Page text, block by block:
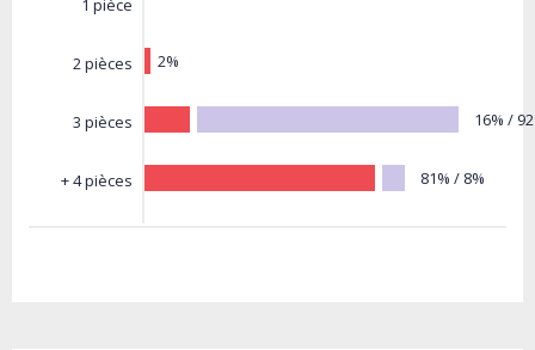
2 pièces
3 pièces
+ 4 pièces
2%
16% /
81% / 8%